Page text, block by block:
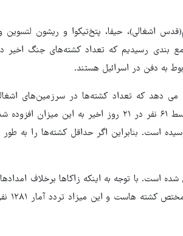
اشغالی)، حیفا، پتخ‌تیکوا و ریشون لتسوین
بندی‌ رسیدیم که تعداد کشته‌های جنگ اخیر
می دهد که تعداد کشته‌ها در سرزمین‌های
متوسط در روزهای عادی حدود ۱۵۰ نفر است، اما به طور متوسط ۶۱ نفر در ۲۱ روز اخیر به
امدادی زاکا نیز ۷۰۳ مورد گزارش شده است. با توجه به اینکه زاکاها برخلاف
که با
را
جنگ‌طلبی است!